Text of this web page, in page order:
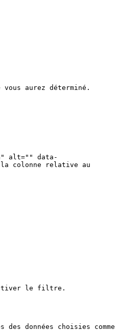
aurez déterminé.
alt="" data-
colonne relative au
le filtre.
données choisies comme